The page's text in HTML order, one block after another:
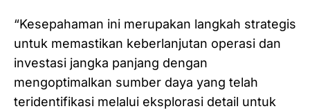
“Kesepahaman ini merupakan langkah strategis
untuk memastikan keberlanjutan operasi dan
investasi jangka panjang dengan
mengoptimalkan sumber daya yang telah
teridentifikasi melalui eksplorasi detail untuk